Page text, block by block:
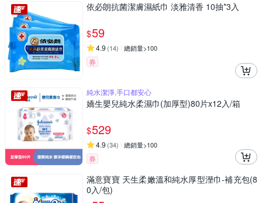
依必朗抗菌潔膚濕紙巾 淡雅清香 10抽*3入
$59
4.9 (14) 總銷量>100
券
純水潔淨,手口都安心
嬌生嬰兒純水柔濕巾(加厚型)80片x12入/箱
$529
4.9 (34) 總銷量>100
券
滿意寶寶 天生柔嫩溫和純水厚型溼巾-補充包(8
0入/包)